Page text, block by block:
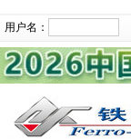
用户名：